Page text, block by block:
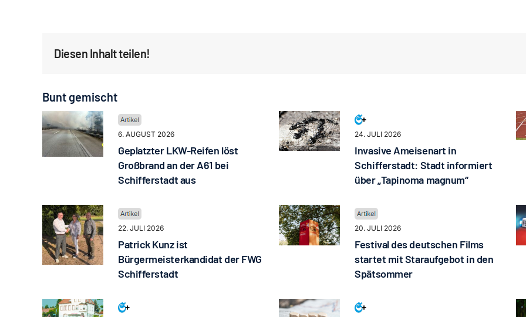
Diesen Inhalt teilen!
Bunt gemischt
6. AUGUST 2026
Geplatzter LKW-Reifen löst
Großbrand an der A61 bei
Schifferstadt aus
24. JULI 2026
Invasive Ameisenart in
Schifferstadt: Stadt informiert
über „Tapinoma magnum“
22. JULI 2026
Patrick Kunz ist
Bürgermeisterkandidat der FWG
Schifferstadt
20. JULI 2026
Festival des deutschen Films
startet mit Staraufgebot in den
Spätsommer